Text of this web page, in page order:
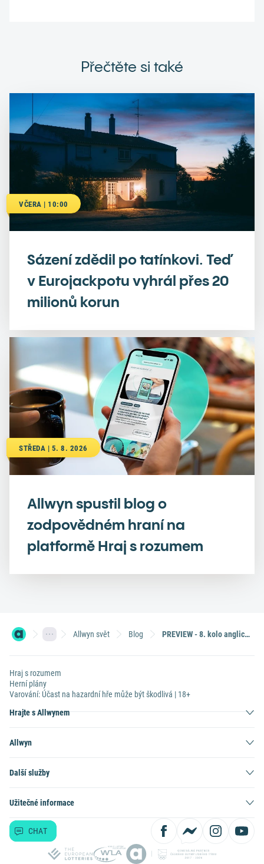
Přečtěte si také
VČERA | 10:00
Sázení zdědil po tatínkovi. Teď
v Eurojackpotu vyhrál přes 20
milionů korun
STŘEDA | 5. 8. 2026
Allwyn spustil blog o
zodpovědném hraní na
platformě Hraj s rozumem
Allwyn svět Blog PREVIEW - 8. kolo anglické Premier League
Hraj s rozumem
Herní plány
Varování: Účast na hazardní hře může být škodlivá | 18+
Hrajte s Allwynem
Allwyn
Další služby
Užitečné informace
CHAT